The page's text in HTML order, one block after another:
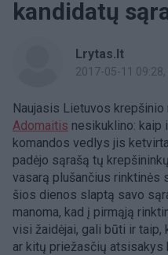
kandidatų
Lrytas.lt
2017-05-11 09:28
Naujasis Lietuvos
Adomaitis nesikuklino: kaip
komandos vedlys jis
padėjo sąrašą tų
vasarą plušančius rinktinės
šios dienos slaptą savo
manoma, kad į pirmąją
visi žaidėjai, gali būti ir taip,
ar kitų priežasčių atsisakys